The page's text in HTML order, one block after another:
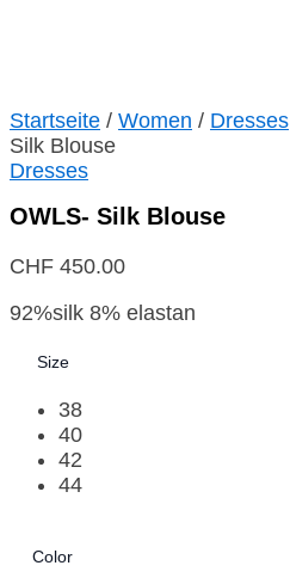
Startseite / Women / Dresses
Silk Blouse
Dresses
OWLS- Silk Blouse
CHF 450.00
92%silk 8% elastan
Size
38
40
42
44
Color